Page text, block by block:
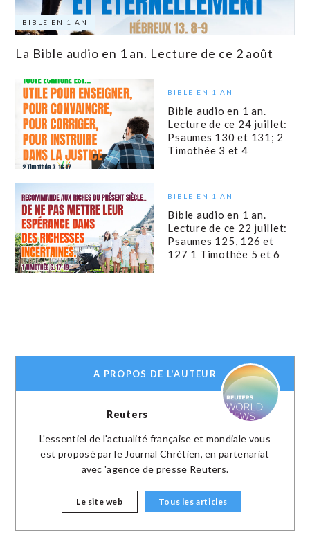
BIBLE EN 1 AN
La Bible audio en 1 an. Lecture de ce 2 août
BIBLE EN 1 AN
Bible audio en 1 an.
Lecture de ce 24 juillet:
Psaumes 130 et 131; 2
Timothée 3 et 4
BIBLE EN 1 AN
Bible audio en 1 an.
Lecture de ce 22 juillet:
Psaumes 125, 126 et
127 1 Timothée 5 et 6
A PROPOS DE L'AUTEUR
Reuters
L'essentiel de l'actualité française et mondiale vous
est proposé par le Journal Chrétien, en partenariat
avec 'agence de presse Reuters.
Le site web Tous les articles